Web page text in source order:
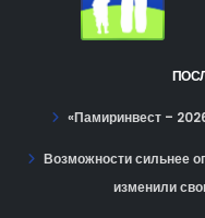
«Памиринвест –
Возможности сильнее
изменили